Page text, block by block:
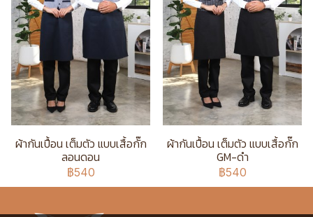
ผ้ากันเปื้อน เต็มตัว แบบเสื้อกั๊ก
ลอนดอน
฿540
ผ้ากันเปื้อน เต็มตัว แบบเสื้อกั๊ก
GM-ดำ
฿540